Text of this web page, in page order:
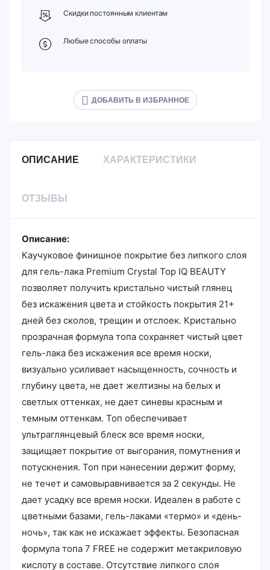
Скидки постоянным клиентам
Любые способы оплаты
ДОБАВИТЬ В ИЗБРАННОЕ
ОПИСАНИЕ ХАРАКТЕРИСТИКИ
ОТЗЫВЫ
Описание:
Каучуковое финишное покрытие без липкого слоя
для гель-лака Premium Crystal Top IQ BEAUTY
позволяет получить кристально чистый глянец
без искажения цвета и стойкость покрытия 21+
дней без сколов, трещин и отслоек. Кристально
прозрачная формула топа сохраняет чистый цвет
гель-лака без искажения все время носки,
визуально усиливает насыщенность, сочность и
глубину цвета, не дает желтизны на белых и
светлых оттенках, не дает синевы красным и
темным оттенкам. Топ обеспечивает
ультраглянцевый блеск все время носки,
защищает покрытие от выгорания, помутнения и
потускнения. Топ при нанесении держит форму,
не течет и самовыравнивается за 2 секунды. Не
дает усадку все время носки. Идеален в работе с
цветными базами, гель-лаками «термо» и «день-
ночь», так как не искажает эффекты. Безопасная
формула топа 7 FREE не содержит метакриловую
кислоту в составе. Отсутствие липкого слоя